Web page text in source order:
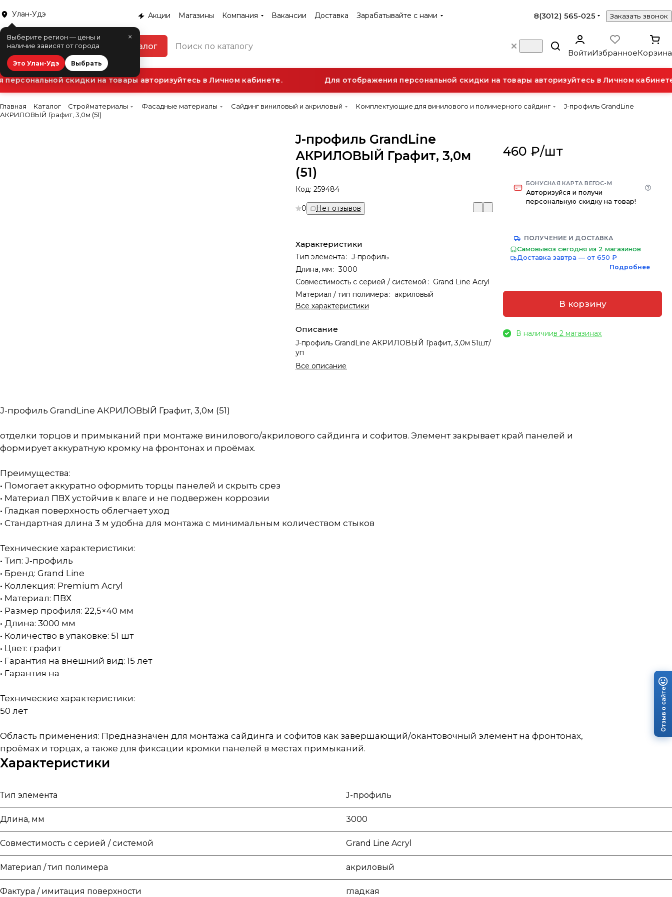
Улан-Удэ
×
Выберите регион — цены и
наличие зависят от города
Это Улан-Удэ Выбрать
Акции Магазины Компания Вакансии Доставка Зарабатывайте с нами 8(3012) 565-025 Заказать звонок
Каталог
ВойтиИзбранноеКорзина
скидки на товары авторизуйтесь в Личном кабинете. Для отображения персональной скидки на товары авторизуйтесь в Личном кабинете.
Главная Каталог Стройматериалы Фасадные материалы Сайдинг виниловый и акриловый Комплектующие для винилового и полимерного сайдинг
J-профиль GrandLine
АКРИЛОВЫЙ Графит, 3,0м (51)
J-профиль GrandLine
АКРИЛОВЫЙ Графит, 3,0м
(51)
Код:259484
0 Нет отзывов
Характеристики
Тип элемента : J-профиль
Длина, мм : 3000
Совместимость с серией / системой : Grand Line Acryl
Материал / тип полимера : акриловый
Все характеристики
Описание
J-профиль GrandLine АКРИЛОВЫЙ Графит, 3,0м 51шт/
уп
Все описание
460 ₽/шт
БОНУСНАЯ КАРТА ВЕГОС-М
Авторизуйся и получи
персональную скидку на товар!
ПОЛУЧЕНИЕ И ДОСТАВКА
Самовывоз сегодня из 2 магазинов
Доставка завтра — от 650 ₽
Подробнее
В корзину
В наличиив 2 магазинах
J-профиль GrandLine АКРИЛОВЫЙ Графит, 3,0м (51)
отделки торцов и примыканий при монтаже винилового/акрилового сайдинга и софитов. Элемент закрывает край панелей и
формирует аккуратную кромку на фронтонах и проёмах.
Преимущества:
• Помогает аккуратно оформить торцы панелей и скрыть срез
• Материал ПВХ устойчив к влаге и не подвержен коррозии
• Гладкая поверхность облегчает уход
• Стандартная длина 3 м удобна для монтажа с минимальным количеством стыков
Технические характеристики:
• Тип: J‑профиль
• Бренд: Grand Line
• Коллекция: Premium Acryl
• Материал: ПВХ
• Размер профиля: 22,5×40 мм
• Длина: 3000 мм
• Количество в упаковке: 51 шт
• Цвет: графит
• Гарантия на внешний вид: 15 лет
• Гарантия на
Технические характеристики:
50 лет
Область применения: Предназначен для монтажа сайдинга и софитов как завершающий/окантовочный элемент на фронтонах,
проёмах и торцах, а также для фиксации кромки панелей в местах примыканий.
Характеристики
Тип элемента J-профиль
Длина, мм 3000
Совместимость с серией / системой Grand Line Acryl
Материал / тип полимера акриловый
Фактура / имитация поверхности гладкая
Отзыв о сайте